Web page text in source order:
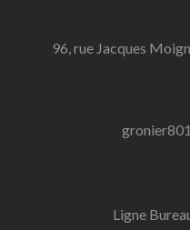
96, rue Jacques
Ligne